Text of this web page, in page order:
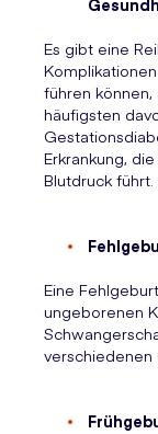
Es gibt eine
führen
häufigsten
Erkrankung,
Blutdruck führt.
Eine
ungeborenen